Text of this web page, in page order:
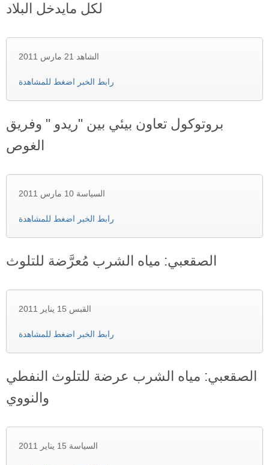
لكل مايدخل البلاد
الشاهد 21 مارس 2011
رابط الخبر اضغط للمشاهدة
بروتوكول تعاون بيئي بين "ريدو " وفريق
الغوص
السياسة 10 مارس 2011
رابط الخبر اضغط للمشاهدة
الصقعبي: مياه الشرب مُعرَّضة للتلوث
القبس 15 يناير 2011
رابط الخبر اضغط للمشاهدة
الصقعبي: مياه الشرب عرضة للتلوث النفطي
والنووي
السياسة 15 يناير 2011